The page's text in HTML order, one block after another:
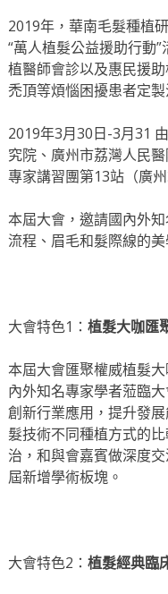
2019年，華南毛髮種植
“萬人植髮公益援助行動
植醫師會診以及惠民援
禿頂等煩惱困擾患者定製
2019年3月30日-3月31
究院、廣州市荔灣人民
專家講習團第13站（廣
本屆大會，邀請國內外
流程、眉毛和髮際線的
大會特色1： 植髮大咖匯
本屆大會匯聚權威植髮
內外知名專家學者蒞臨
創新行業應用，提升發
髮技術不同種植方式的
治，和與會嘉賓做深度
屆新增學術板塊。
大會特色2： 植髮經典臨